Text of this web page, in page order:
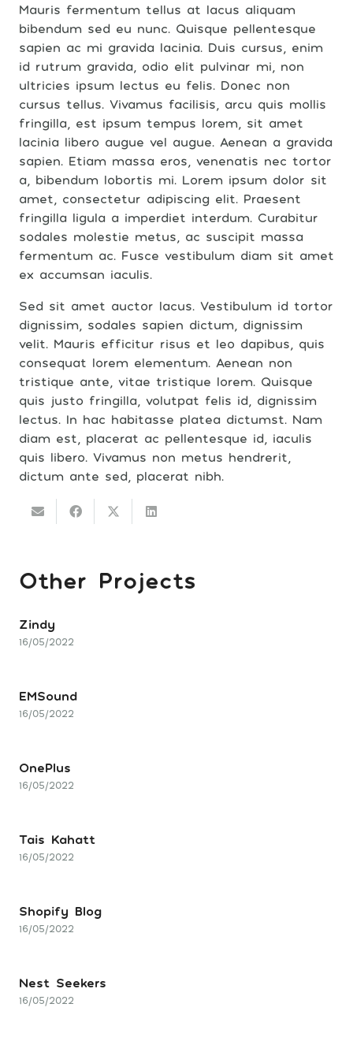
Mauris fermentum tellus at lacus aliquam
bibendum sed eu nunc. Quisque pellentesque
sapien ac mi gravida lacinia. Duis cursus, enim
id rutrum gravida, odio elit pulvinar mi, non
ultricies ipsum lectus eu felis. Donec non
cursus tellus. Vivamus facilisis, arcu quis mollis
fringilla, est ipsum tempus lorem, sit amet
lacinia libero augue vel augue. Aenean a gravida
sapien. Etiam massa eros, venenatis nec tortor
a, bibendum lobortis mi. Lorem ipsum dolor sit
amet, consectetur adipiscing elit. Praesent
fringilla ligula a imperdiet interdum. Curabitur
sodales molestie metus, ac suscipit massa
fermentum ac. Fusce vestibulum diam sit amet
ex accumsan iaculis.
Sed sit amet auctor lacus. Vestibulum id tortor
dignissim, sodales sapien dictum, dignissim
velit. Mauris efficitur risus et leo dapibus, quis
consequat lorem elementum. Aenean non
tristique ante, vitae tristique lorem. Quisque
quis justo fringilla, volutpat felis id, dignissim
lectus. In hac habitasse platea dictumst. Nam
diam est, placerat ac pellentesque id, iaculis
quis libero. Vivamus non metus hendrerit,
dictum ante sed, placerat nibh.
Other Projects
Zindy
16/05/2022
EMSound
16/05/2022
OnePlus
16/05/2022
Tais Kahatt
16/05/2022
Shopify Blog
16/05/2022
Nest Seekers
16/05/2022